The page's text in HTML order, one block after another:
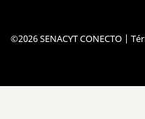
©2026 SENACYT CONECTO |